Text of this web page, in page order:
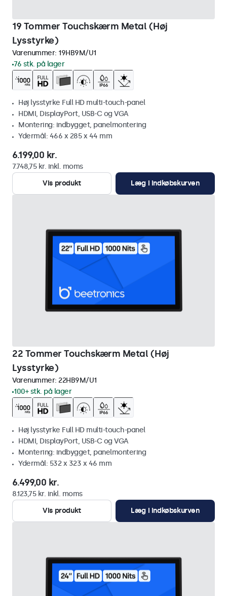
19 Tommer Touchskærm Metal (Høj
Lysstyrke)
Varenummer: 19HB9M/U1
76 stk. på lager
Høj lysstyrke Full HD multi-touch-panel
HDMI, DisplayPort, USB-C og VGA
Montering: indbygget, panelmontering
Ydermål: 466 x 285 x 44 mm
6.199,00 kr.
7.748,75 kr. inkl. moms
Vis produkt
Læg i indkøbskurven
22 Tommer Touchskærm Metal (Høj
Lysstyrke)
Varenummer: 22HB9M/U1
100+ stk. på lager
Høj lysstyrke Full HD multi-touch-panel
HDMI, DisplayPort, USB-C og VGA
Montering: indbygget, panelmontering
Ydermål: 532 x 323 x 46 mm
6.499,00 kr.
8.123,75 kr. inkl. moms
Vis produkt
Læg i indkøbskurven